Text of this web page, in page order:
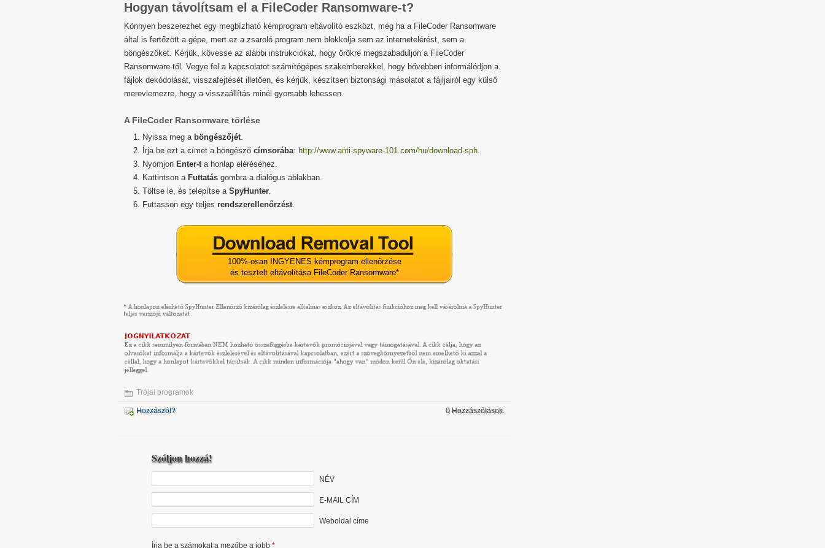
Hogyan távolítsam el a FileCoder Ransomware-t?
Könnyen beszerezhet egy megbízható kémprogram eltávolító eszközt, még ha a FileCoder Ransomware
által is fertőzött a gépe, mert ez a zsaroló program nem blokkolja sem az internetelérést, sem a
böngészőket. Kérjük, kövesse az alábbi instrukciókat, hogy örökre megszabaduljon a FileCoder
Ransomware-től. Vegye fel a kapcsolatot számítógépes szakemberekkel, hogy bővebben informálódjon a
fájlok dekódolását, visszafejtését illetően, és kérjük, készítsen biztonsági másolatot a fájljairól egy külső
merevlemezre, hogy a visszaállítás minél gyorsabb lehessen.
A FileCoder Ransomware törlése
Nyissa meg a böngészőjét.
Írja be ezt a címet a böngésző címsorába: http://www.anti-spyware-101.com/hu/download-sph.
Nyomjon Enter-ta honlap eléréséhez.
Kattintson a Futtatás gombra a dialógus ablakban.
Töltse le, és telepítse a SpyHunter.
Futtasson egy teljes rendszerellenőrzést.
100%-osan INGYENES kémprogram ellenőrzése
és tesztelt eltávolítása FileCoder Ransomware*
Trójai programok
Hozzászól? 0 Hozzászólások.
Szóljon hozzá!
NÉV
E-MAIL CÍM
Weboldal címe
Írja be a számokat a mezőbe a jobb *